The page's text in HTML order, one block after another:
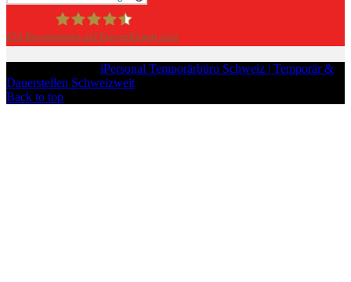
454 Bewertungen auf ProvenExpert.com
iPersonal Temporärbüro Schweiz | Temporär &
Dauerstellen Schweizweit
Back to top